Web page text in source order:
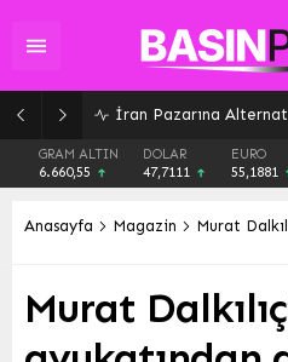
GRAM ALTIN
6.660,55
DOLAR
47,7111
EURO
55,1881
Anasayfa Magazin Murat
Murat